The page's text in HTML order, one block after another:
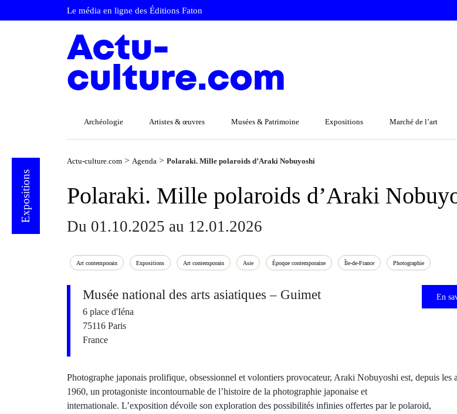
Le média en ligne des Éditions Faton
Archéologie Artistes & œuvres Musées & Patrimoine Expositions Marché de l’art
Actu-culture.com > Agenda > Polaraki. Mille polaroids d’Araki Nobuyoshi
Expositions Polaraki. Mille polaroids d’Araki
Du 01.10.2025 au 12.01.2026
Art contemporain Expositions Art contemporain Asie Époque contemporaine Île-de-France Photographie
Musée national des arts asiatiques – Guimet
6 place d'Iéna
75116 Paris
France
En
Photographe japonais prolifique, obsessionnel et volontiers provocateur, Araki Nobuyoshi est, depuis les
1960, un protagoniste incontournable de l’histoire de la photographie japonaise et
internationale. L’exposition dévoile son exploration des possibilités infinies offertes par le polaroid,